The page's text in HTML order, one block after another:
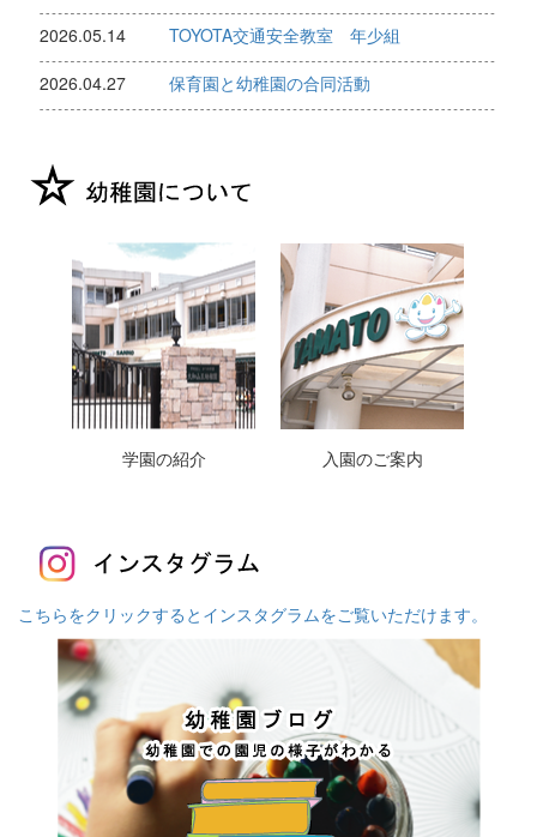
2026.05.14
TOYOTA交通安全教室 年少組
2026.04.27
保育園と幼稚園の合同活動
学園の紹介 入園のご案内
こちらをクリックするとインスタグラムをご覧いただけます。